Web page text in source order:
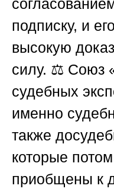
подписку, и
высокую
силу. ⚖️ Союз
судебных
именно
также
которые
приобщены к